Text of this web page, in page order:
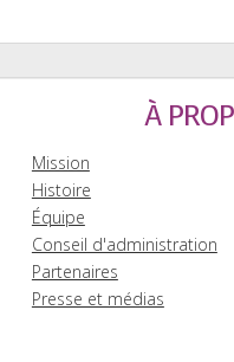
À
Mission
Histoire
Équipe
Conseil d'administration
Partenaires
Presse et médias